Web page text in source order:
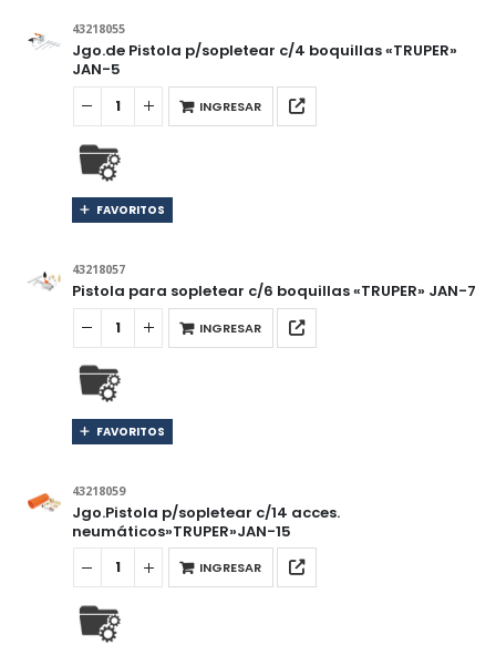
43218055
Jgo.de Pistola p/sopletear c/4 boquillas «TRUPER»
JAN-5
INGRESAR
FAVORITOS
43218057
Pistola para sopletear c/6 boquillas «TRUPER» JAN-7
INGRESAR
FAVORITOS
43218059
Jgo.Pistola p/sopletear c/14 acces.
neumáticos»TRUPER»JAN-15
INGRESAR